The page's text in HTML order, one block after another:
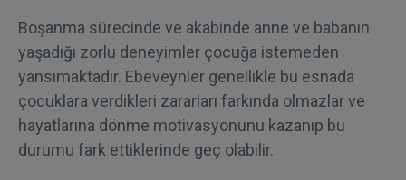
Boşanma sürecinde ve akabinde anne ve babanın
yaşadığı zorlu deneyimler çocuğa istemeden
yansımaktadır. Ebeveynler genellikle bu esnada
çocuklara verdikleri zararları farkında olmazlar ve
hayatlarına dönme motivasyonunu kazanıp bu
durumu fark ettiklerinde geç olabilir.